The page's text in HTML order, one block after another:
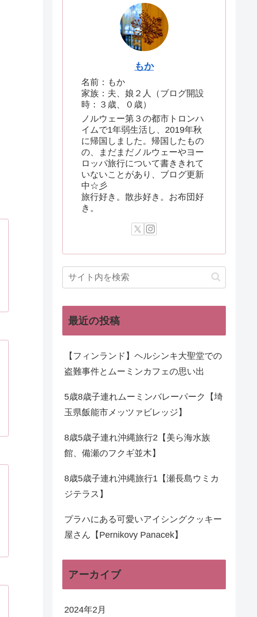
もか
名前：もか
家族：夫、娘２人（ブログ開設
時：３歳、０歳）
ノルウェー第３の都市トロンハ
イムで1年弱生活し、2019年秋
に帰国しました。帰国したもの
の、まだまだノルウェーやヨー
ロッパ旅行について書ききれて
いないことがあり、ブログ更新
中☆彡
旅行好き。散歩好き。お布団好
き。
最近の投稿
【フィンランド】ヘルシンキ大聖堂での
盗難事件とムーミンカフェの思い出
5歳8歳子連れムーミンバレーパーク【埼
玉県飯能市メッツァビレッジ】
8歳5歳子連れ沖縄旅行2【美ら海水族
館、備瀬のフクギ並木】
8歳5歳子連れ沖縄旅行1【瀬長島ウミカ
ジテラス】
プラハにある可愛いアイシングクッキー
屋さん【Pernikovy Panacek】
アーカイブ
2024年2月